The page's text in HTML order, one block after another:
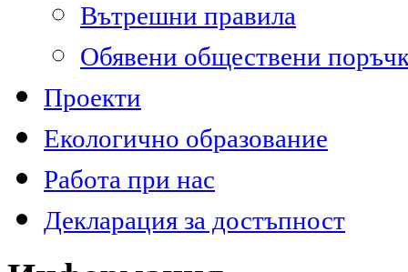
Вътрешни правила
Обявени обществени
Проекти
Екологично образование
Работа при нас
Декларация за достъпност